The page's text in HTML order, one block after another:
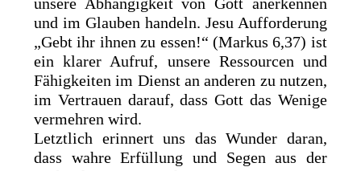
und im Glauben handeln. Jesu Aufforderung
„Gebt ihr ihnen zu essen!“ (Markus 6,37) ist
ein klarer Aufruf, unsere Ressourcen und
Fähigkeiten im Dienst an anderen zu nutzen,
im Vertrauen darauf, dass Gott das Wenige
vermehren wird.
Letztlich erinnert uns das Wunder daran,
dass wahre Erfüllung und Segen aus der